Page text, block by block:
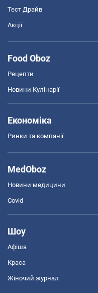
Тест Драйв
Акції
Food Oboz
Рецепти
Новини Кулінарії
Економіка
Ринки та компанії
MedOboz
Новини медицини
Covid
Шоу
Афіша
Краса
Жіночий журнал